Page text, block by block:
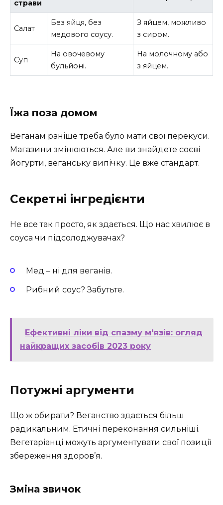
страви
Салат
Без яйця, без
медового соусу.
З яйцем, можливо
з сиром.
Суп
На овочевому
бульйоні.
На молочному або
з яйцем.
Їжа поза домом
Веганам раніше треба було мати свої перекуси.
Магазини змінюються. Але ви знайдете соєві
йогурти, веганську випічку. Це вже стандарт.
Секретні інгредієнти
Не все так просто, як здається. Що нас хвилює в
соуса чи підсолоджувачах?
Мед – ні для веганів.
Рибний соус? Забутьте.
Ефективні ліки від спазму м'язів: огляд
найкращих засобів 2023 року
Потужні аргументи
Що ж обирати? Веганство здається більш
радикальним. Етичні переконання сильніші.
Вегетаріанці можуть аргументувати свої позиції
збереження здоров’я.
Зміна звичок